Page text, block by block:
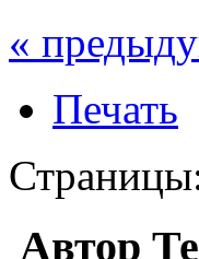
«
Печать
Автор